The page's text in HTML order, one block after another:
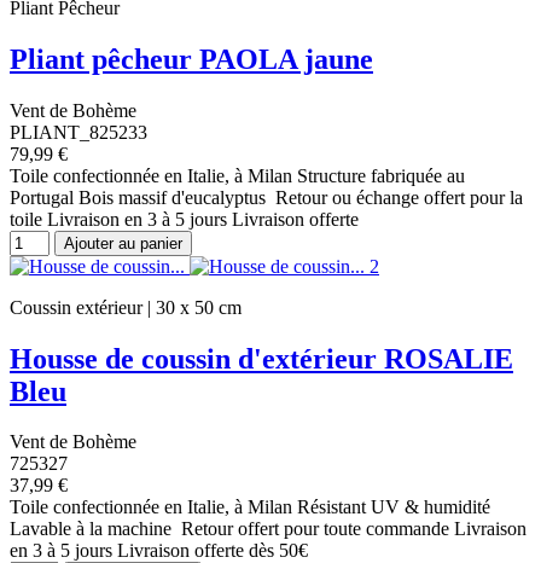
Pliant Pêcheur
Pliant pêcheur PAOLA jaune
Vent de Bohème
PLIANT_825233
79,99 €
Toile confectionnée en Italie, à Milan Structure fabriquée au
Portugal Bois massif d'eucalyptus Retour ou échange offert pour la
toile Livraison en 3 à 5 jours Livraison offerte
Ajouter au panier
Coussin extérieur | 30 x 50 cm
Housse de coussin d'extérieur ROSALIE
Bleu
Vent de Bohème
725327
37,99 €
Toile confectionnée en Italie, à Milan Résistant UV & humidité
Lavable à la machine Retour offert pour toute commande Livraison
en 3 à 5 jours Livraison offerte dès 50€